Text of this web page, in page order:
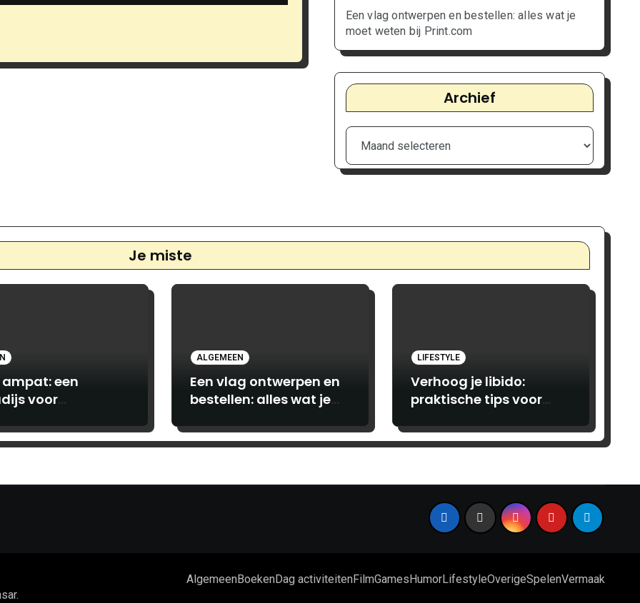
Een vlag ontwerpen en bestellen: alles wat je
moet weten bij Print.com
Archief
Je miste
ampat: een
voor
ALGEMEEN
Een vlag ontwerpen en
bestellen: alles wat je
Print.com
LIFESTYLE
Verhoog je libido:
praktische tips voor
.
AlgemeenBoekenDag activiteitenFilmGamesHumorLifestyleOverigeSpelenVermaak